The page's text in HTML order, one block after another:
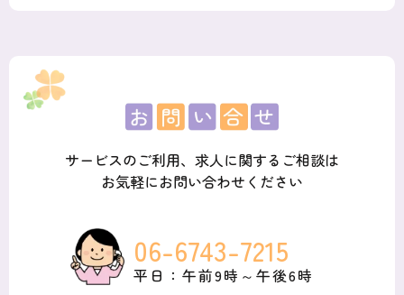
サービスのご利用、求人に関するご相談は
お気軽にお問い合わせください
06-6743-7215
平日：午前9時～午後6時